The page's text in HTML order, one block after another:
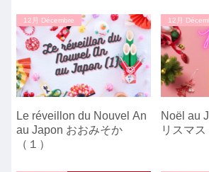
12月 Décembre
Le réveillon du Nouvel An
au Japon おおみそか
（１）
12月
Noël au
リスマス